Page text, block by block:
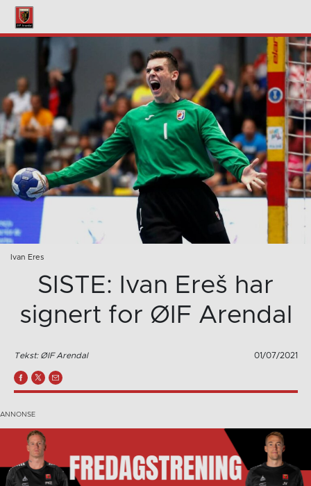
Ivan Eres
SISTE: Ivan Ereš har
signert for ØIF Arendal
Tekst: ØIF Arendal 01/07/2021